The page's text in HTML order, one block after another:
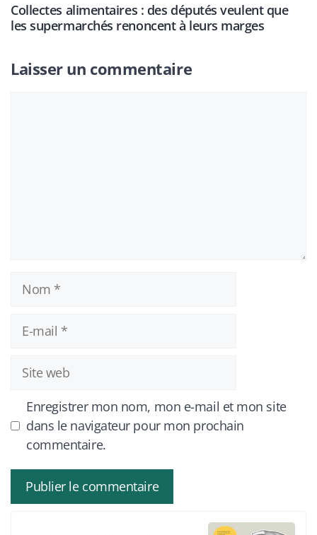
Collectes alimentaires : des députés veulent que
les supermarchés renoncent à leurs marges
Laisser un commentaire
mail
Site
web
Enregistrer mon nom, mon e-mail et mon site
dans le navigateur pour mon prochain
commentaire.